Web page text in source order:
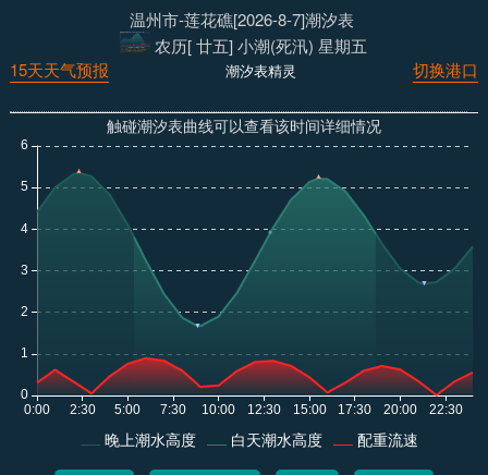
温州市-莲花礁[2026-8-7]潮汐表
农历[ 廿五] 小潮(死汛) 星期五
切换港口
潮汐表精灵
15天天气预报
触碰潮汐表曲线可以查看该时间详细情况
晚上潮水高度 白天潮水高度 配重流速